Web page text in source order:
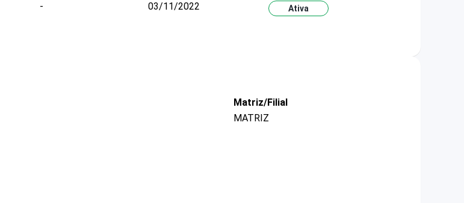
-
03/11/2022
Ativa
Matriz/Filial
MATRIZ